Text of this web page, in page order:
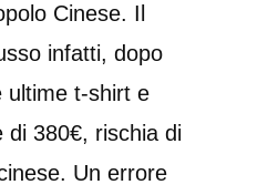
Cinese. Il
infatti, dopo
ultime t-shirt e
di 380€, rischia di
Un errore